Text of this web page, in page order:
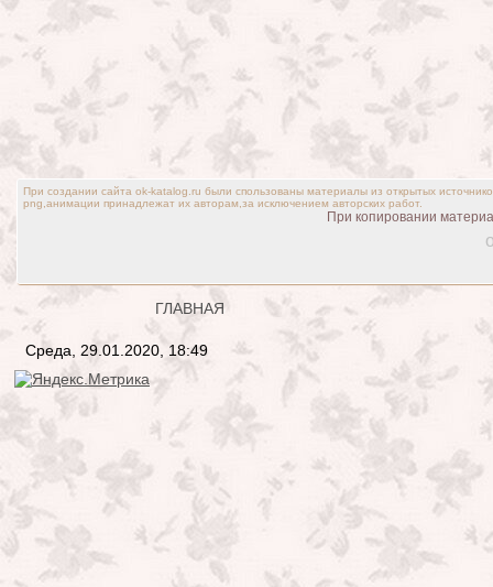
При создании сайта ok-katalog.ru были спользованы материалы из открытых
png,анимации принадлежат их авторам,за исключением авторских работ.
При копировании
ГЛАВНАЯ
Среда, 29.01.2020, 18:49